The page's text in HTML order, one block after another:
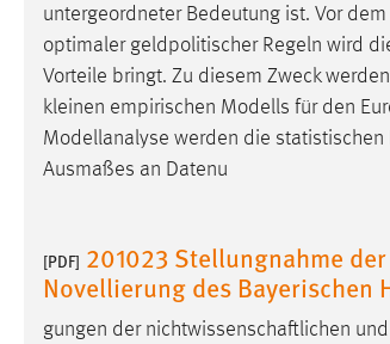
untergeordneter Bedeutung ist. Vor
optimaler geldpolitischer Regeln wird
Vorteile bringt. Zu diesem Zweck
kleinen empirischen Modells für den
Modellanalyse werden die statistischen
Ausmaßes an Datenu
[PDF] 201023 Stellungnahme
Novellierung des Bayerischen
gungen der nichtwissenschaftlichen und